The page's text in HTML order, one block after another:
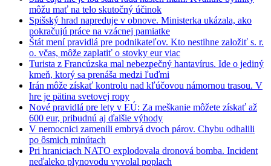
môžu mať na telo skutočný účinok
Spišský hrad napreduje v obnove. Ministerka ukázala, ako
pokračujú práce na vzácnej pamiatke
Štát mení pravidlá pre podnikateľov. Kto nestihne založiť s. r.
o. včas, môže zaplatiť o stovky eur viac
Turista z Francúzska mal nebezpečný hantavírus. Ide o jediný
kmeň, ktorý sa prenáša medzi ľuďmi
Irán môže získať kontrolu nad kľúčovou námornou trasou. V
hre je pätina svetovej ropy
Nové pravidlá pre lety v EÚ: Za meškanie môžete získať až
600 eur, pribudnú aj ďalšie výhody
V nemocnici zamenili embryá dvoch párov. Chybu odhalili
po ôsmich minútach
Pri hraniciach NATO explodovala dronová bomba. Incident
neďaleko plynovodu vyvolal poplach